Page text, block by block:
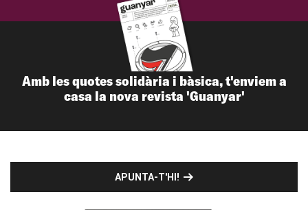
Amb les quotes solidària i bàsica, t'enviem a
casa la nova revista 'Guanyar'
APUNTA-T'HI!